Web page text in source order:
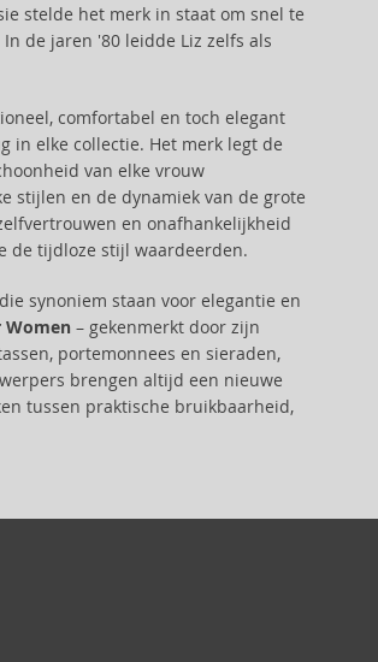
stelde het merk in staat om snel te
de jaren '80 leidde Liz zelfs als
comfortabel en toch elegant
in elke collectie. Het merk legt de
van elke vrouw
stijlen en de dynamiek van de grote
en onafhankelijkheid
de tijdloze stijl waardeerden.
synoniem staan voor elegantie en
Women– gekenmerkt door zijn
portemonnees en sieraden,
brengen altijd een nieuwe
tussen praktische bruikbaarheid,